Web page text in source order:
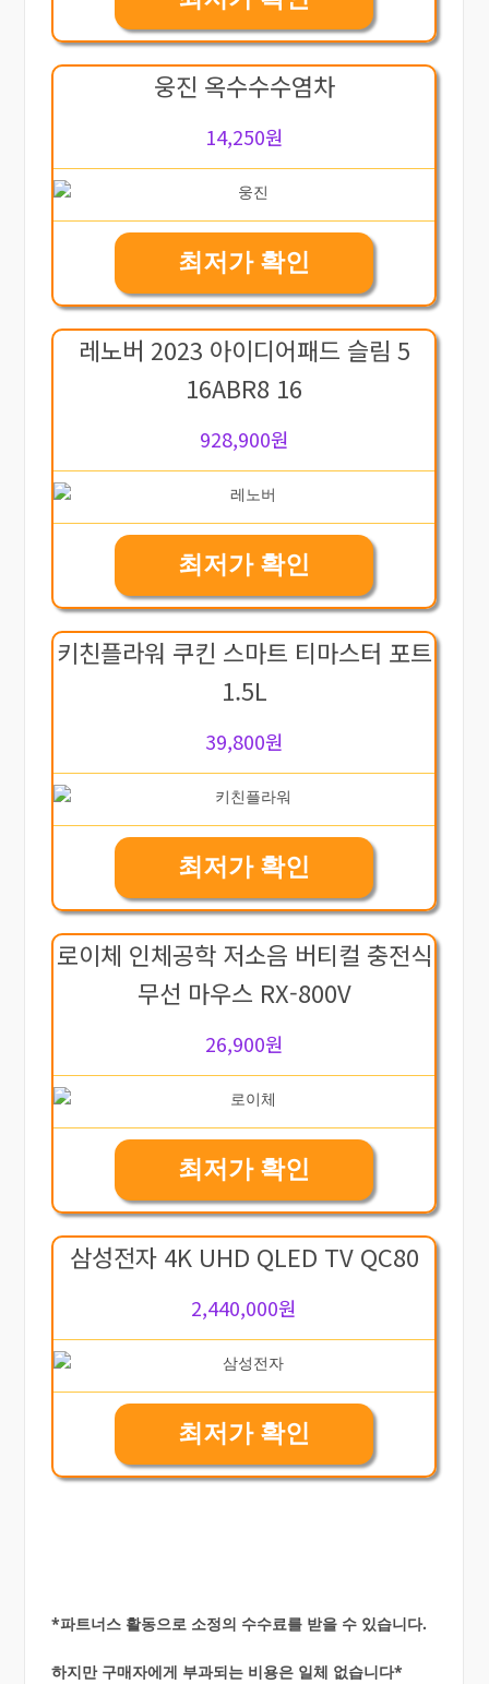
웅진 옥수수수염차
14,250원
최저가 확인
레노버 2023 아이디어패드 슬림 5
16ABR8 16
928,900원
최저가 확인
키친플라워 쿠킨 스마트 티마스터 포트
1.5L
39,800원
최저가 확인
로이체 인체공학 저소음 버티컬 충전식
무선 마우스 RX-800V
26,900원
최저가 확인
삼성전자 4K UHD QLED TV QC80
2,440,000원
최저가 확인
*파트너스 활동으로 소정의 수수료를 받을 수 있습니다.
하지만 구매자에게 부과되는 비용은 일체 없습니다*